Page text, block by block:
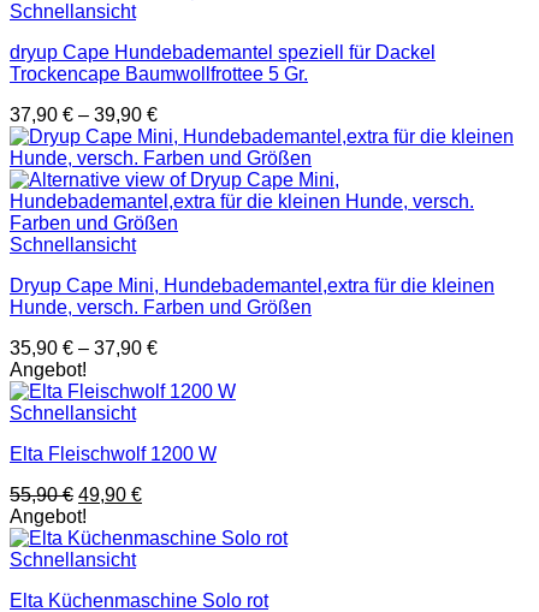
Schnellansicht
dryup Cape Hundebademantel speziell für Dackel
Trockencape Baumwollfrottee 5 Gr.
37,90 € – 39,90 €
Schnellansicht
Dryup Cape Mini, Hundebademantel,extra für die kleinen
Hunde, versch. Farben und Größen
35,90 € – 37,90 €
Angebot!
Schnellansicht
Elta Fleischwolf 1200 W
55,90€ Ursprünglicher
Preis
war:
55,90 €
49,90 €Aktueller
ist:
Angebot!
Schnellansicht
Elta Küchenmaschine Solo rot